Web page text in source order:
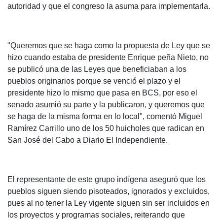
autoridad y que el congreso la asuma para implementarla.
"Queremos que se haga como la propuesta de Ley que se
hizo cuando estaba de presidente Enrique peña Nieto, no
se publicó una de las Leyes que beneficiaban a los
pueblos originarios porque se venció el plazo y el
presidente hizo lo mismo que pasa en BCS, por eso el
senado asumió su parte y la publicaron, y queremos que
se haga de la misma forma en lo local", comentó Miguel
Ramírez Carrillo uno de los 50 huicholes que radican en
San José del Cabo a Diario El Independiente.
El representante de este grupo indígena aseguró que los
pueblos siguen siendo pisoteados, ignorados y excluidos,
pues al no tener la Ley vigente siguen sin ser incluidos en
los proyectos y programas sociales, reiterando que